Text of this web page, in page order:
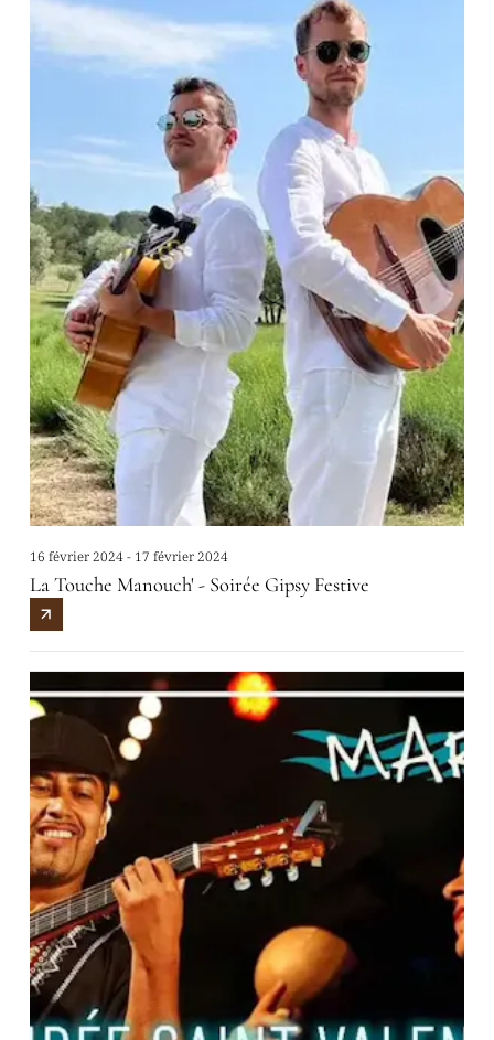
16 février 2024 - 17 février 2024
La Touche Manouch' - Soirée Gipsy Festive